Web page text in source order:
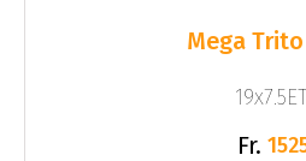
Mega
Fr.